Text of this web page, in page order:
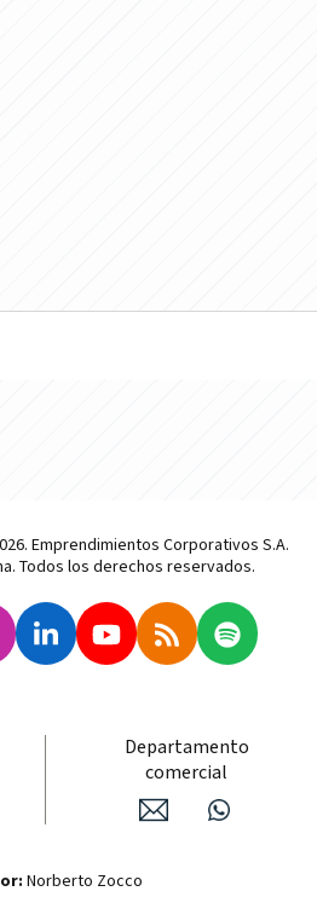
Emprendimientos Corporativos S.A.
Todos los derechos reservados.
Departamento
comercial
Norberto Zocco